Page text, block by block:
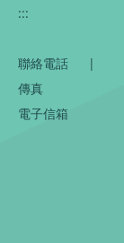
:::
聯絡電話
|
傳真
電子信箱